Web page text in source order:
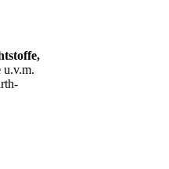
u.v.m.